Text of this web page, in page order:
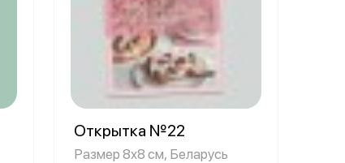
Открытка №22
Размер 8х8 см, Беларусь